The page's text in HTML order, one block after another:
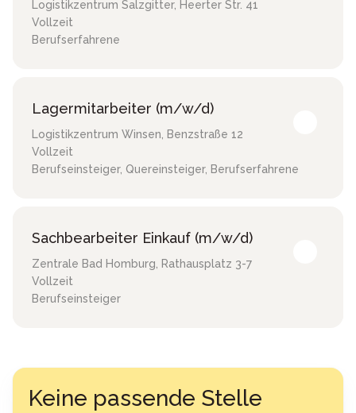
Logistikzentrum Salzgitter, Heerter Str. 41
Vollzeit
Berufserfahrene
Lagermitarbeiter (m/w/d)
Logistikzentrum Winsen, Benzstraße 12
Vollzeit
Berufseinsteiger, Quereinsteiger, Berufserfahrene
Sachbearbeiter Einkauf (m/w/d)
Zentrale Bad Homburg, Rathausplatz 3-7
Vollzeit
Berufseinsteiger
Keine passende Stelle